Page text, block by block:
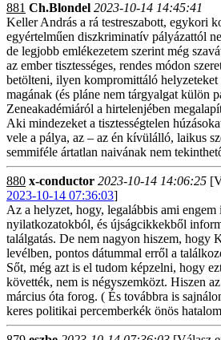
881 Ch.Blondel 2023-10-14 14:45:41
Keller András a rá testreszabott, egykori
egyértelműen diszkriminatív pályázattól
de legjobb emlékezetem szerint még
az ember tisztességes, rendes módon
betölteni, ilyen kompromittáló helyzeteket
magának (és pláne nem tárgyalgat külön
Zeneakadémiáról a hirtelenjében
Aki mindezeket a tisztességtelen
vele a pálya, az – az én kívülálló, laikus
semmiféle ártatlan naivának nem
880 x-conductor 2023-10-14 14:06:25
2023-10-14 07:36:03]
Az a helyzet, hogy, legalábbis ami engem
nyilatkozatokból, és újságcikkekből
találgatás. De nem nagyon hiszem, hogy
levélben, pontos dátummal erről a
Sőt, még azt is el tudom képzelni, hogy
követték, nem is négyszemközt. Hiszen
március óta forog. ( És továbbra is
keres politikai percemberkék önös